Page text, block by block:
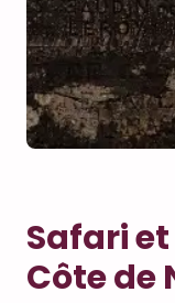
Safari
Côte de